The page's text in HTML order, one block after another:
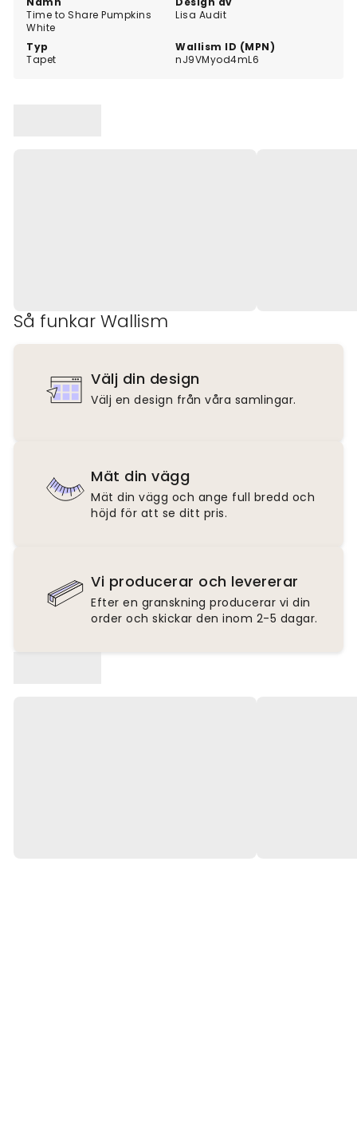
Time to Share Pumpkins
White
Lisa Audit
Typ
Tapet
Wallism ID (MPN)
nJ9VMyod4mL6
Så funkar Wallism
Välj din design
Välj en design från våra samlingar.
Mät din vägg
Mät din vägg och ange full bredd och
höjd för att se ditt pris.
Vi producerar och levererar
Efter en granskning producerar vi din
order och skickar den inom 2-5 dagar.